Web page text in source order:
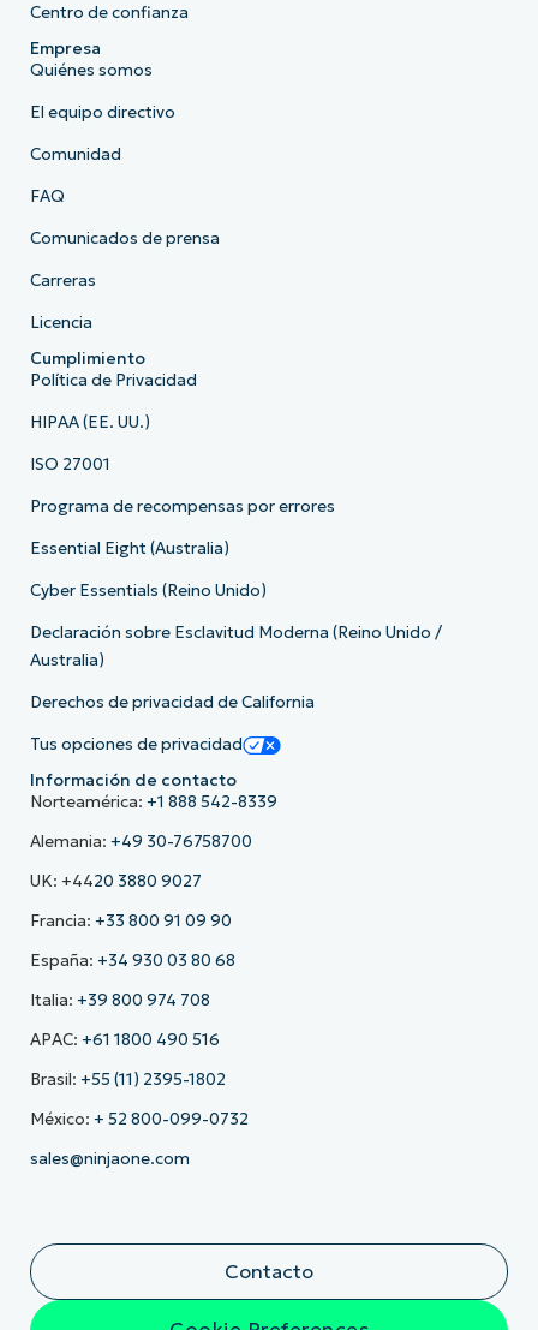
Centro de confianza
Empresa
Quiénes somos
El equipo directivo
Comunidad
FAQ
Comunicados de prensa
Carreras
Licencia
Cumplimiento
Política de Privacidad
HIPAA (EE. UU.)
ISO 27001
Programa de recompensas por errores
Essential Eight (Australia)
Cyber Essentials (Reino Unido)
Declaración sobre Esclavitud Moderna (Reino Unido /
Australia)
Derechos de privacidad de California
Tus opciones de privacidad
Información de contacto
Norteamérica: +1 888 542-8339
Alemania: +49 30-76758700
UK: +4420 3880 9027
Francia: +33 800 91 09 90
España: +34 930 03 80 68
Italia: +39 800 974 708
APAC: +61 1800 490 516
Brasil: +55 (11) 2395-1802
México: + 52 800-099-0732
sales@ninjaone.com
Contacto